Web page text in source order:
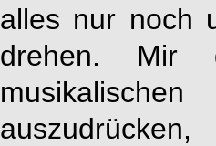
alles nur noch
drehen. Mir